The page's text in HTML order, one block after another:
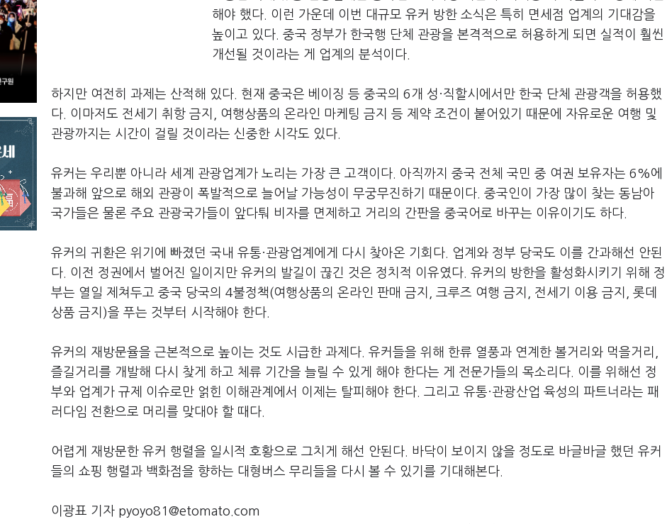
해야 했다. 이런 가운데 이번 대규모 유커 방한 소식은 특히 면세점 업계의 기대감을
높이고 있다. 중국 정부가 한국행 단체 관광을 본격적으로 허용하게 되면 실적이 훨씬
개선될 것이라는 게 업계의 분석이다.
하지만 여전히 과제는 산적해 있다. 현재 중국은 베이징 등 중국의 6개 성·직할시에서만 한국 단체 관광객을 허용했
다. 이마저도 전세기 취항 금지, 여행상품의 온라인 마케팅 금지 등 제약 조건이 붙어있기 때문에 자유로운 여행 및
관광까지는 시간이 걸릴 것이라는 신중한 시각도 있다.
유커는 우리뿐 아니라 세계 관광업계가 노리는 가장 큰 고객이다. 아직까지 중국 전체 국민 중 여권 보유자는 6%에
불과해 앞으로 해외 관광이 폭발적으로 늘어날 가능성이 무궁무진하기 때문이다. 중국인이 가장 많이 찾는 동남아
국가들은 물론 주요 관광국가들이 앞다퉈 비자를 면제하고 거리의 간판을 중국어로 바꾸는 이유이기도 하다.
유커의 귀환은 위기에 빠졌던 국내 유통·관광업계에게 다시 찾아온 기회다. 업계와 정부 당국도 이를 간과해선 안된
다. 이전 정권에서 벌어진 일이지만 유커의 발길이 끊긴 것은 정치적 이유였다. 유커의 방한을 활성화시키기 위해 정
부는 열일 제쳐두고 중국 당국의 4불정책(여행상품의 온라인 판매 금지, 크루즈 여행 금지, 전세기 이용 금지, 롯데
상품 금지)을 푸는 것부터 시작해야 한다.
유커의 재방문율을 근본적으로 높이는 것도 시급한 과제다. 유커들을 위해 한류 열풍과 연계한 볼거리와 먹을거리,
즐길거리를 개발해 다시 찾게 하고 체류 기간을 늘릴 수 있게 해야 한다는 게 전문가들의 목소리다. 이를 위해선 정
부와 업계가 규제 이슈로만 얽힌 이해관계에서 이제는 탈피해야 한다. 그리고 유통·관광산업 육성의 파트너라는 패
러다임 전환으로 머리를 맞대야 할 때다.
어렵게 재방문한 유커 행렬을 일시적 호황으로 그치게 해선 안된다. 바닥이 보이지 않을 정도로 바글바글 했던 유커
들의 쇼핑 행렬과 백화점을 향하는 대형버스 무리들을 다시 볼 수 있기를 기대해본다.
이광표 기자 pyoyo81@etomato.com